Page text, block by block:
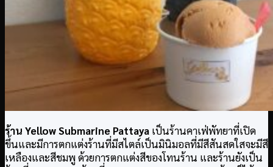
ร้าน Yellow Submarine Pattaya เป็นร้านคาเฟ่พัทยาที่เปิด
ขึ้นและมีการตกแต่งร้านที่มีสไตล์เป็นมินิมอลที่มีสีสันสดใสจะมีสี
เหลืองและสีชมพู ด้วยการตกแต่งสีของโทนร้าน และร้านยังเป็น